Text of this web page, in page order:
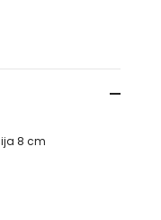
8 cm